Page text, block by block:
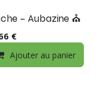
!
– Aubazine ⛪
€
Ajouter au panier